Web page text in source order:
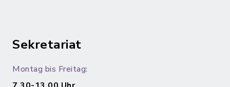
Sekretariat
Montag bis Freitag: